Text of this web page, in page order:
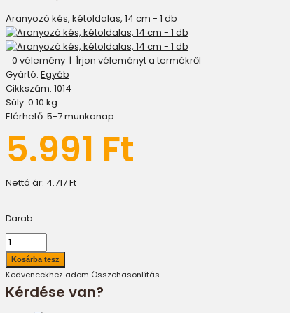
Aranyozó kés, kétoldalas, 14 cm - 1 db
0 vélemény | Írjon véleményt a termékről
Gyártó: Egyéb
Cikkszám: 1014
Súly: 0.10 kg
Elérhető: 5-7 munkanap
5.991 Ft
Nettó ár: 4.717 Ft
Darab
Kedvencekhez adom Összehasonlítás
Kérdése van?